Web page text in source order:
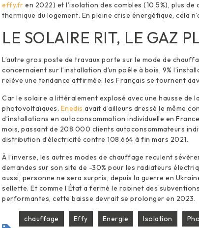
effy.fr en 2022) et l’isolation des combles (10,5%), plus
thermique du logement. En pleine crise énergétique, cela
LE SOLAIRE RIT, LE GAZ
L’autre gros poste de travaux porte sur le mode de
concernaient sur l’installation d’un poêle à bois, 9%
relève une tendance affirmée: les Français se tournent
Car le solaire a littéralement explosé avec une hausse de
photovoltaïques. Enedis avait d’ailleurs dressé le même
d’installations en autoconsommation individuelle en
mois, passant de 208.000 clients autoconsommateurs
distribution d’électricité contre 108.664 à fin mars 2021.
À l’inverse, les autres modes de chauffage reculent
demandes sur son site de -30% pour les radiateurs
aussi, personne ne sera surpris, depuis la guerre en
sellette. Et comme l’État a fermé le robinet des
performantes, cette baisse devrait se prolonger en 2023.
chauffage Effy Energie Isolation